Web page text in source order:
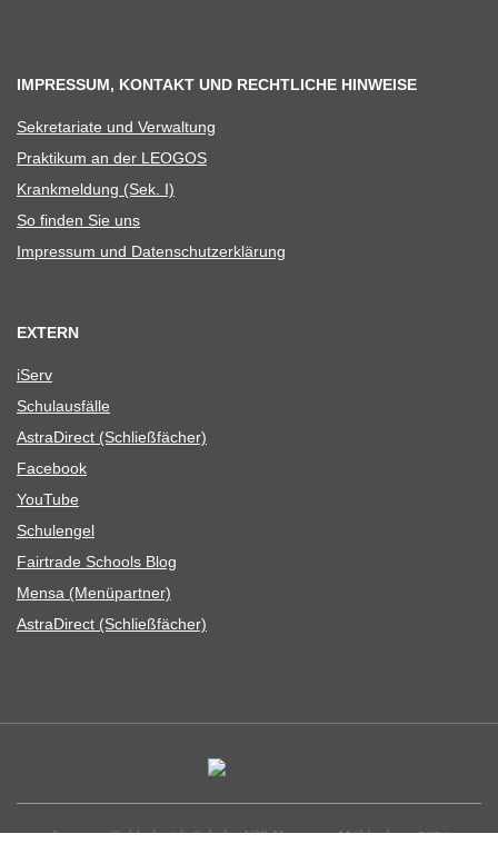
IMPRESSUM, KONTAKT UND RECHTLICHE HINWEISE
Sekre­ta­riate und Verwaltung
Prak­ti­kum an der LEOGOS
Krank­mel­dung (Sek. I)
So fin­den Sie uns
Impres­sum und Datenschutzerklärung
EXTERN
iServ
Schul­aus­fälle
Astra­Di­rect (Schließ­fä­cher)
Face­book
You­Tube
Schul­en­gel
Fair­trade Schools Blog
Mensa (Menü­part­ner)
Astra­Di­rect (Schließ­fä­cher)
Leonore-Goldschmidt-Schule, IGS Hannover-Mühlenberg 2026